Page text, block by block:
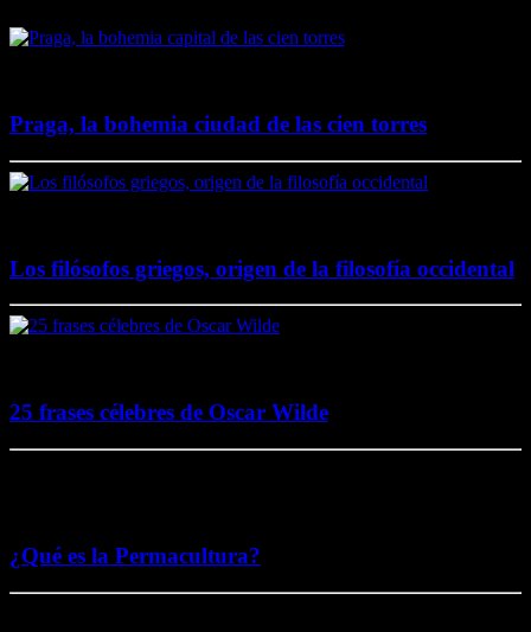
Praga, la bohemia ciudad de las cien torres
Los filósofos griegos, origen de la filosofía occidental
25 frases célebres de Oscar Wilde
¿Qué es la Permacultura?